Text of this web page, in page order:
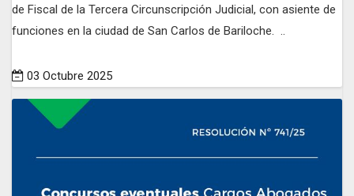
de Fiscal de la Tercera Circunscripción Judicial, con asiente de
funciones en la ciudad de San Carlos de Bariloche. ..
03 Octubre 2025